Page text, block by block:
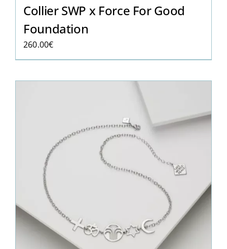
Collier SWP x Force For Good
Foundation
260.00€